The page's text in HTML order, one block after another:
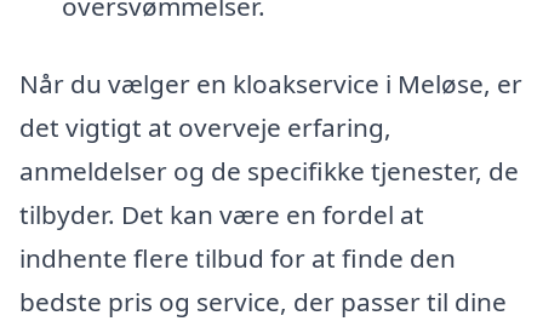
Når du vælger en kloakservice i Meløse, er
det vigtigt at overveje erfaring,
anmeldelser og de specifikke tjenester, de
tilbyder. Det kan være en fordel at
indhente flere tilbud for at finde den
bedste pris og service, der passer til dine